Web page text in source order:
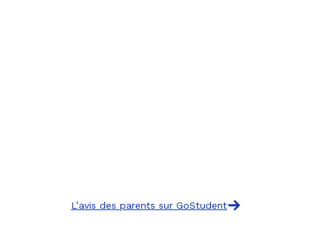
L’avis des parents sur GoStudent